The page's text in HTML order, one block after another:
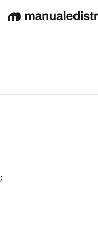
EnglishDeutschEspañol
;